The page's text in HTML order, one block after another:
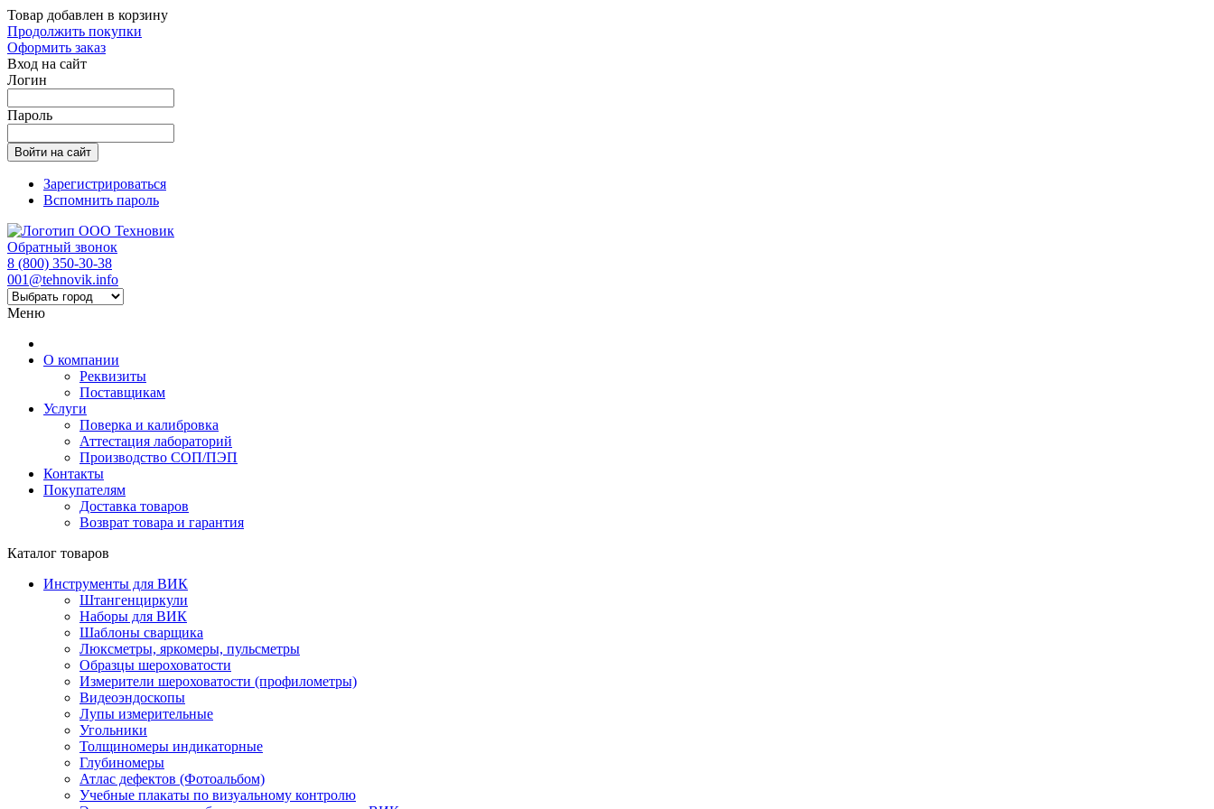
Товар добавлен в корзину
Продолжить покупки
Оформить заказ
Вход на сайт
Логин
Пароль
Зарегистрироваться
Вспомнить пароль
Обратный звонок
8 (800) 350-30-38
001@tehnovik.info
Меню
О компании
Реквизиты
Поставщикам
Услуги
Поверка и калибровка
Аттестация лабораторий
Производство СОП/ПЭП
Контакты
Покупателям
Доставка товаров
Возврат товара и гарантия
Каталог товаров
Инструменты для ВИК
Штангенциркули
Наборы для ВИК
Шаблоны сварщика
Люксметры, яркомеры, пульсметры
Образцы шероховатости
Измерители шероховатости (профилометры)
Видеоэндоскопы
Лупы измерительные
Угольники
Толщиномеры индикаторные
Глубиномеры
Атлас дефектов (Фотоальбом)
Учебные плакаты по визуальному контролю